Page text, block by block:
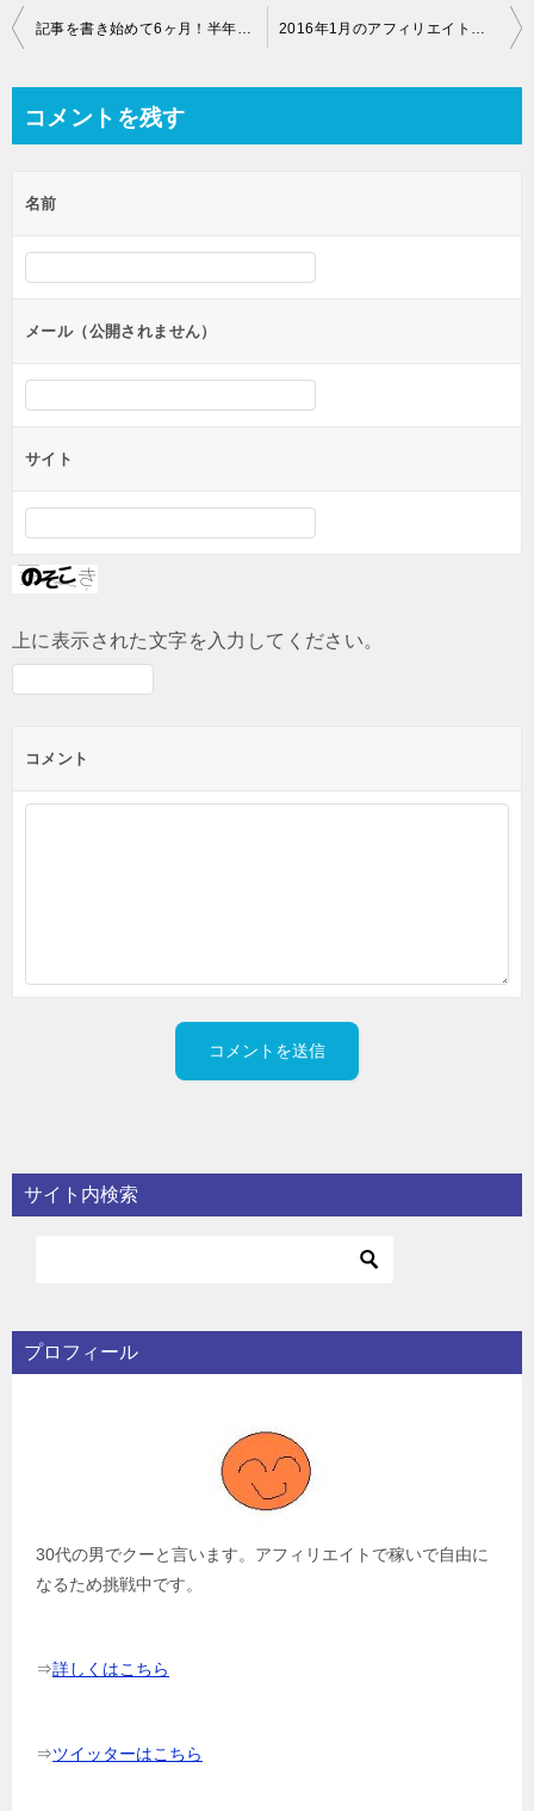
投
ビ
ー
シ
ン
記事を書き始めて6ヶ月！半年経った結果… 2016年1月のアフィリエイト報酬
コメントを残す
名前
メール（公開されません）
サイト
上に表示された文字を入力してください。
コメント
サイト内検索
プロフィール
30代の男でクーと言います。アフィリエイトで稼いで自由に
なるため挑戦中です。
⇒詳しくはこちら
⇒ツイッターはこちら